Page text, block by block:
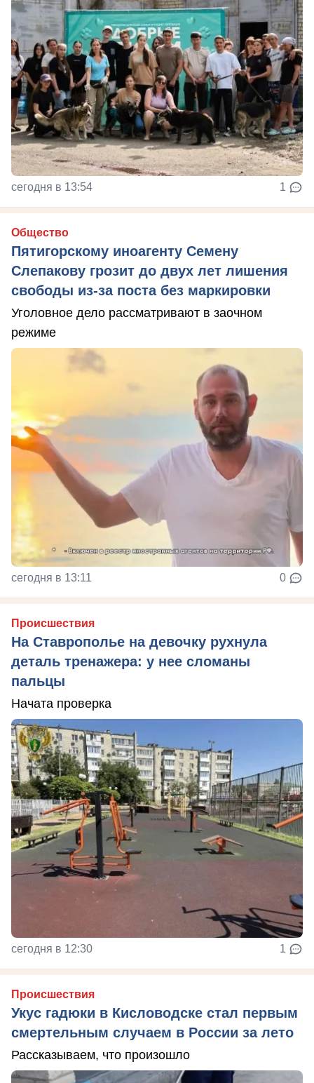
сегодня в 13:54 1
Общество
Пятигорскому иноагенту Семену
Слепакову грозит до двух лет лишения
свободы из-за поста без маркировки
Уголовное дело рассматривают в заочном
режиме
сегодня в 13:11 0
Происшествия
На Ставрополье на девочку рухнула
деталь тренажера: у нее сломаны
пальцы
Начата проверка
сегодня в 12:30 1
Происшествия
Укус гадюки в Кисловодске стал первым
смертельным случаем в России за лето
Рассказываем, что произошло